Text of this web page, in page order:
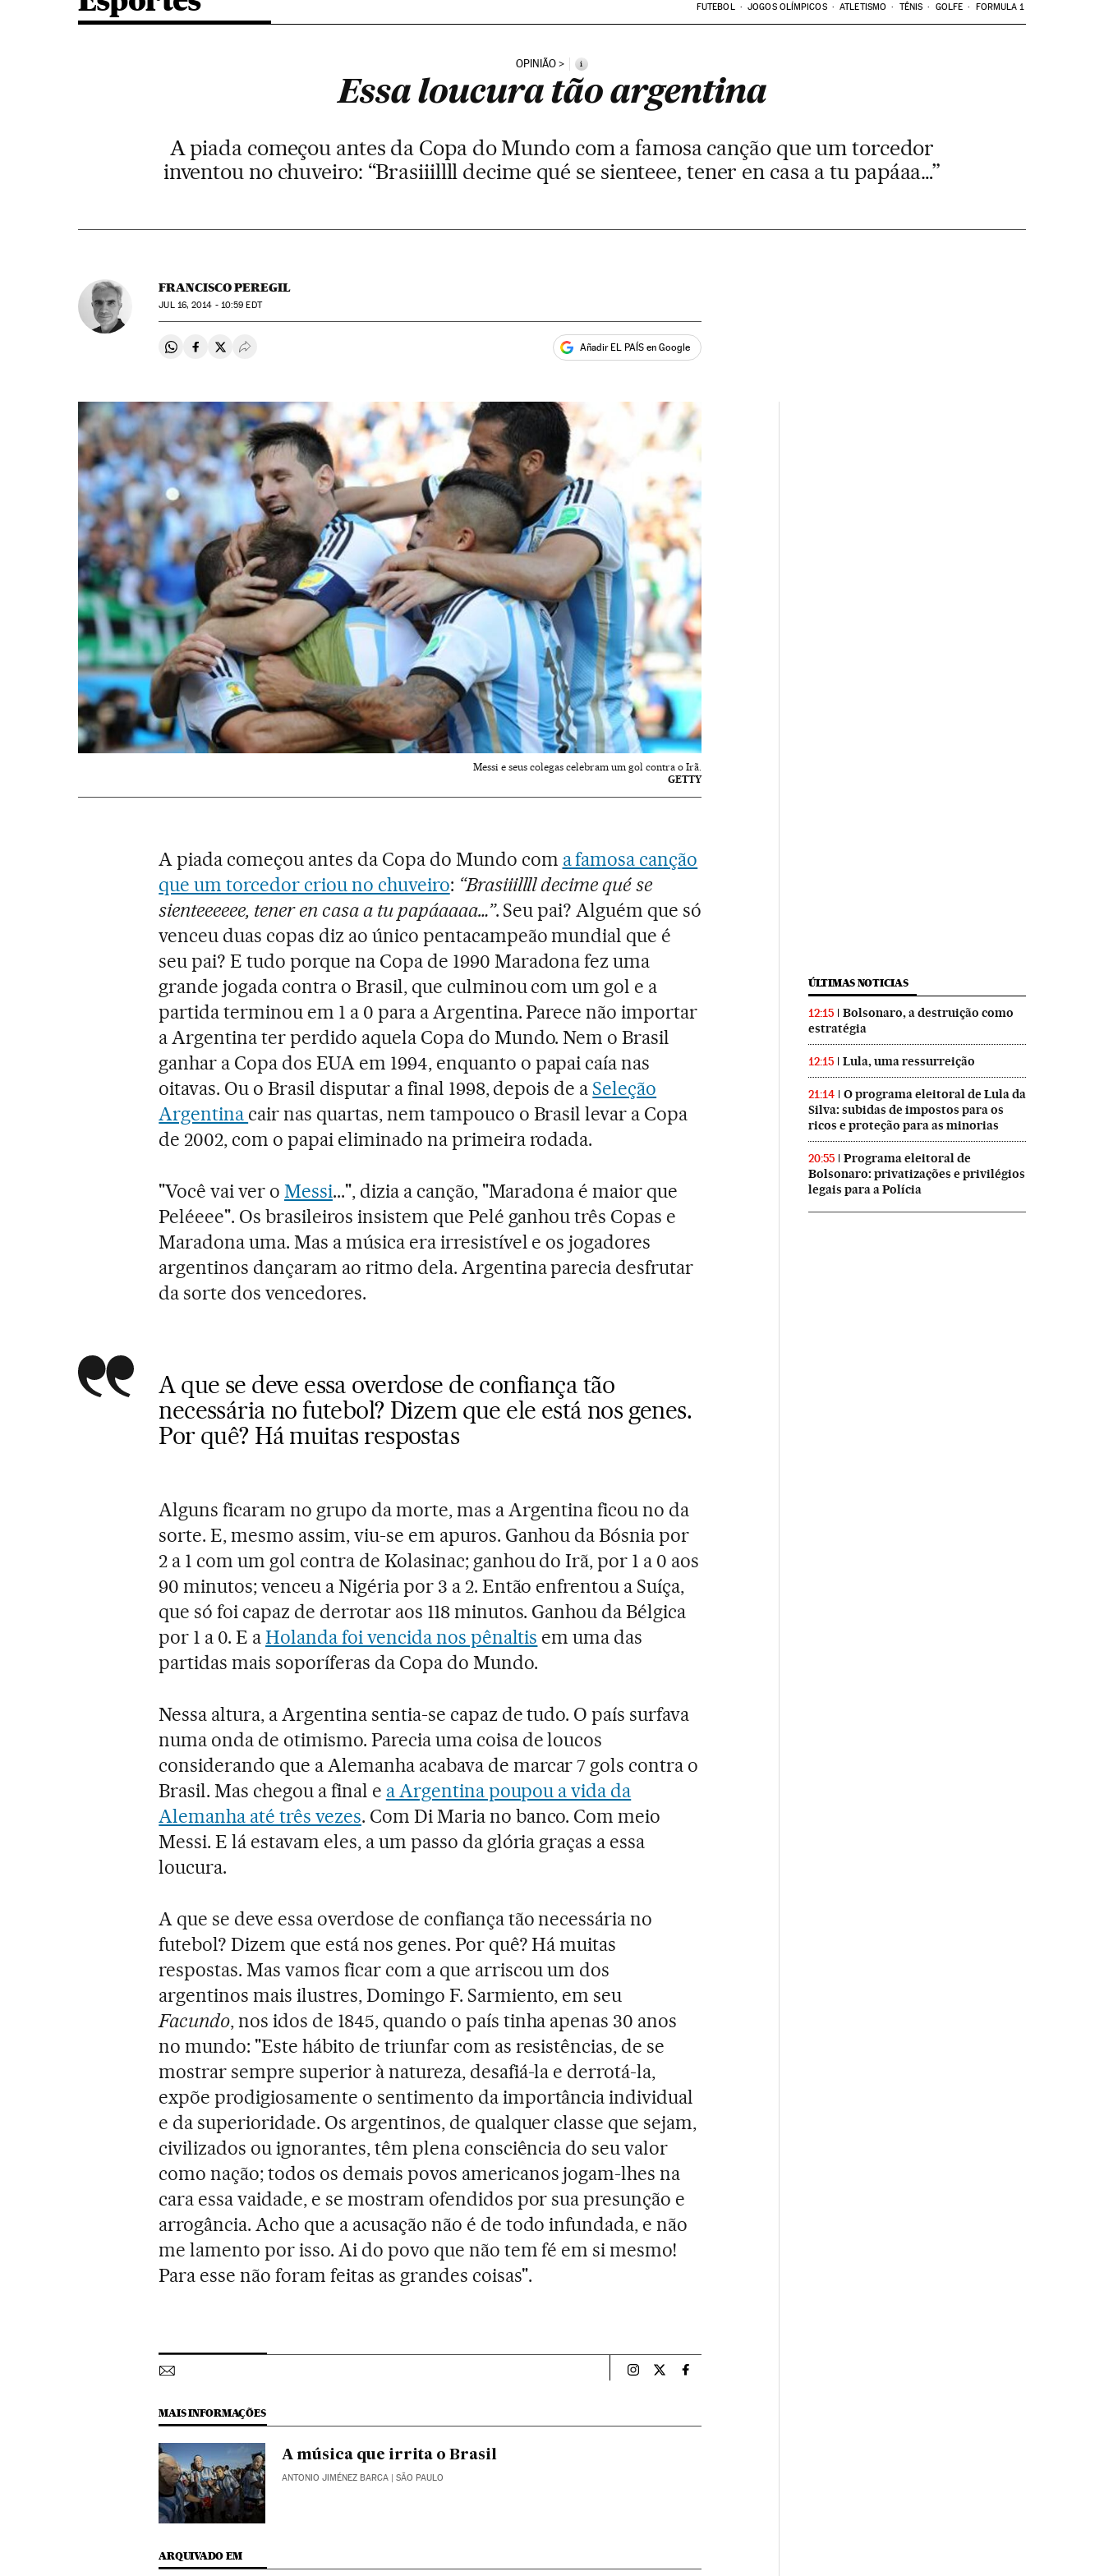
FUTEBOL JOGOS OLÍMPICOS ATLETISMO TÊNIS GOLFE FORMULA 1
OPINIÃO i
Essa loucura tão argentina
A piada começou antes da Copa do Mundo com a famosa canção que um torcedor
inventou no chuveiro: “Brasiiillll decime qué se sienteee, tener en casa a tu papáaa…”
FRANCISCO PEREGIL
JUL16, 2014 - 10:59 EDT
Compartir en Whatsapp
Compartir en Facebook
Compartir en Twitter
Desplegar Redes Sociales Añadir EL PAÍS en Google
Messi e seus colegas celebram um gol contra o Irã.
GETTY
A piada começou antes da Copa do Mundo com a famosa canção
que um torcedor criou no chuveiro: “Brasiiillll decime qué se
sienteeeeee, tener en casa a tu papáaaaa…”. Seu pai? Alguém que só
venceu duas copas diz ao único pentacampeão mundial que é
seu pai? E tudo porque na Copa de 1990 Maradona fez uma
grande jogada contra o Brasil, que culminou com um gol e a
partida terminou em 1 a 0 para a Argentina. Parece não importar
a Argentina ter perdido aquela Copa do Mundo. Nem o Brasil
ganhar a Copa dos EUA em 1994, enquanto o papai caía nas
oitavas. Ou o Brasil disputar a final 1998, depois de a Seleção
Argentina cair nas quartas, nem tampouco o Brasil levar a Copa
de 2002, com o papai eliminado na primeira rodada.
"Você vai ver oMessi...", dizia a canção, "Maradona é maior que
Peléeee". Os brasileiros insistem que Pelé ganhou três Copas e
Maradona uma. Mas a música era irresistível e os jogadores
argentinos dançaram ao ritmo dela. Argentina parecia desfrutar
da sorte dos vencedores.
A que se deve essa overdose de confiança tão
necessária no futebol? Dizem que ele está nos genes.
Por quê? Há muitas respostas
Alguns ficaram no grupo da morte, mas a Argentina ficou no da
sorte. E, mesmo assim, viu-se em apuros. Ganhou da Bósnia por
2 a 1 com um gol contra de Kolasinac; ganhou do Irã, por 1 a 0 aos
90 minutos; venceu a Nigéria por 3 a 2. Então enfrentou a Suíça,
que só foi capaz de derrotar aos 118 minutos. Ganhou da Bélgica
por 1 a 0. E aHolanda foi vencida nos pênaltis em uma das
partidas mais soporíferas da Copa do Mundo.
Nessa altura, a Argentina sentia-se capaz de tudo. O país surfava
numa onda de otimismo. Parecia uma coisa de loucos
considerando que a Alemanha acabava de marcar 7 gols contra o
Brasil. Mas chegou a final e a Argentina poupou a vida da
Alemanha até três vezes. Com Di Maria no banco. Com meio
Messi. E lá estavam eles, a um passo da glória graças a essa
loucura.
A que se deve essa overdose de confiança tão necessária no
futebol? Dizem que está nos genes. Por quê? Há muitas
respostas. Mas vamos ficar com a que arriscou um dos
argentinos mais ilustres, Domingo F. Sarmiento, em seu
Facundo, nos idos de 1845, quando o país tinha apenas 30 anos
no mundo: "Este hábito de triunfar com as resistências, de se
mostrar sempre superior à natureza, desafiá-la e derrotá-la,
expõe prodigiosamente o sentimento da importância individual
e da superioridade. Os argentinos, de qualquer classe que sejam,
civilizados ou ignorantes, têm plena consciência do seu valor
como nação; todos os demais povos americanos jogam-lhes na
cara essa vaidade, e se mostram ofendidos por sua presunção e
arrogância. Acho que a acusação não é de todo infundada, e não
me lamento por isso. Ai do povo que não tem fé em si mesmo!
Para esse não foram feitas as grandes coisas".
Esportes El País Brasil en Instagram
Esportes El País Brasil en Twitter
Esportes El País Brasil en Facebook
MAIS INFORMAÇÕES
A música que irrita o Brasil
ANTONIO JIMÉNEZ BARCA | SÃO PAULO
ARQUIVADO EM
ÚLTIMAS NOTICIAS
12:15
Bolsonaro, a destruição como
estratégia
12:15 Lula, uma ressurreição
21:14
O programa eleitoral de Lula da
Silva: subidas de impostos para os
ricos e proteção para as minorias
20:55
Programa eleitoral de
Bolsonaro: privatizações e privilégios
legais para a Polícia